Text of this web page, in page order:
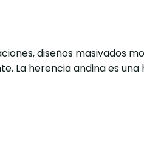
diseños masivados
La herencia andina es